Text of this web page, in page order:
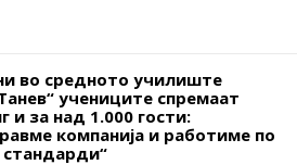
во средното училиште
учениците спремаат
и за над 1.000 гости:
компанија и работиме по
стандарди“